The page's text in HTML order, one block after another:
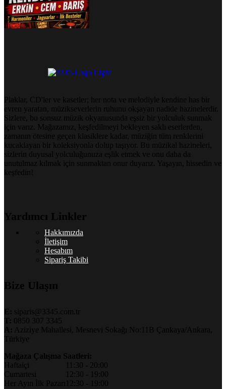
Plaklar, CD'ler ve kasetler; her nota ve melodiyle kendine has bir
evren yaratan, müzikseverlerin ruhunu okşayan nadide hazinelerdir.
Sizlere, bu sonsuz müzik okyanusunda eşsiz bir yolculuk sunmak
için varız. Mağazamız, keşfedilmeyi bekleyen saklı eserlerden,
zamanın ötesine geçen klasiklere kadar, müziğin tüm renklerini
kucaklayan bir koleksiyonla dolup taşıyor. Bu müzikal hazineleri,
sizlerin duyusal yolculuğunuza eşlik etmek ve onu daha da
unutulmaz kılmak için sunmaktan onur duyarız. Yaşayın, hissedin ve
keşfedin!
Yardımcı Linkler
Hakkımızda
İletişim
Hesabım
Sipariş Takibi
Bize Ulaşın
E: siparis@3345.com.tr
T: 0850 307 3345
A: Aziziye Mahallesi, Mesnevi Sokağı No:11B Çankaya/Ankara,
Türkiye
Mağaza Çalışma Saatleri:
Haftaiçi
Cumartesi
Her Ayın İlk Pazarı
11:30 - 20:00
12:30 - 19:00
12:30 - 19:00